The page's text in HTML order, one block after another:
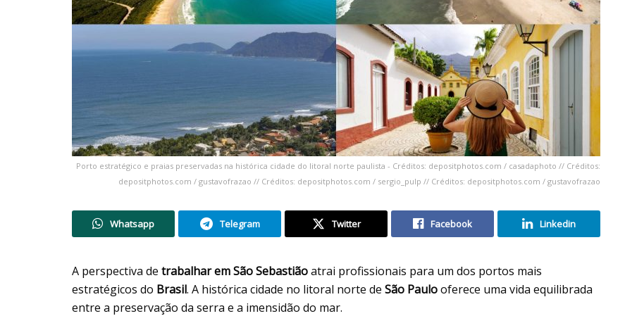
Porto estratégico e praias preservadas na histórica cidade do litoral norte paulista - Créditos: depositphotos.com / casadaphoto // Créditos:
depositphotos.com / gustavofrazao // Créditos: depositphotos.com / sergio_pulp // Créditos: depositphotos.com / gustavofrazao
Whatsapp Telegram Twitter Facebook Linkedin
A perspectiva de trabalhar em São Sebastiãoatrai profissionais para um dos portos mais
estratégicos do Brasil. A histórica cidade no litoral norte de São Paulooferece uma vida equilibrada
entre a preservação da serra e a imensidão do mar.